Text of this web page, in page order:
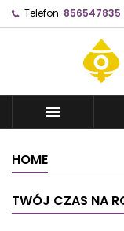
Telefon: 856547835

HOME
TWÓJ CZAS NA